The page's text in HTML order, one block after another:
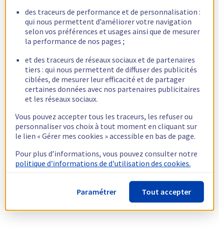
des traceurs de performance et de personnalisation :
qui nous permettent d’améliorer votre navigation
selon vos préférences et usages ainsi que de mesurer
la performance de nos pages ;
et des traceurs de réseaux sociaux et de partenaires
tiers : qui nous permettent de diffuser des publicités
ciblées, de mesurer leur efficacité et de partager
certaines données avec nos partenaires publicitaires
et les réseaux sociaux.
Vous pouvez accepter tous les traceurs, les refuser ou
personnaliser vos choix à tout moment en cliquant sur
le lien « Gérer mes cookies » accessible en bas de page.
Pour plus d’informations, vous pouvez consulter notre
politique d'informations de d'utilisation des cookies.
Paramétrer Tout accepter